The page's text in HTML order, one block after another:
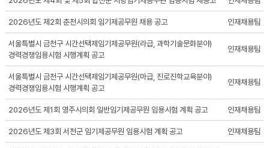
2026년도 제2회 춘천시의회 임기제공무원 채용 공고 인재채용팀
서울특별시 금천구 시간선택제임기제공무원(라급, 과학기술문화분야)
경력경쟁임용시험 시행계획 공고
인재채용팀
서울특별시 금천구 시간선택제임기제공무원(마급, 진로진학교육분야)
경력경쟁임용시험 시행계획 공고
인재채용팀
2026년도 제1회 영주시의회 일반임기제공무원 임용시험 계획 공고 인재채용팀
2026년도 제3회 서천군 임기제공무원 임용시험 계획 공고 인재채용팀